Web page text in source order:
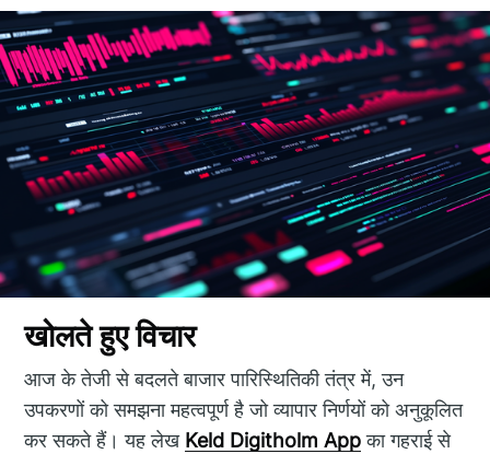
खोलते हुए विचार
आज के तेजी से बदलते बाजार पारिस्थितिकी तंत्र में, उन
उपकरणों को समझना महत्वपूर्ण है जो व्यापार निर्णयों को अनुकूलित
कर सकते हैं। यह लेख Keld Digitholm Appका गहराई से